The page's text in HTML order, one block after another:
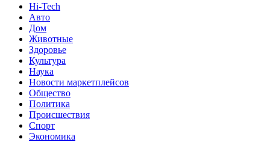
Hi-Tech
Авто
Дом
Животные
Здоровье
Культура
Наука
Новости маркетплейсов
Общество
Политика
Происшествия
Спорт
Экономика